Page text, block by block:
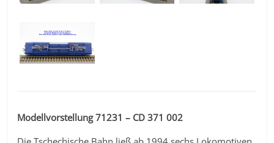
Modellvorstellung 71231 – CD 371 002